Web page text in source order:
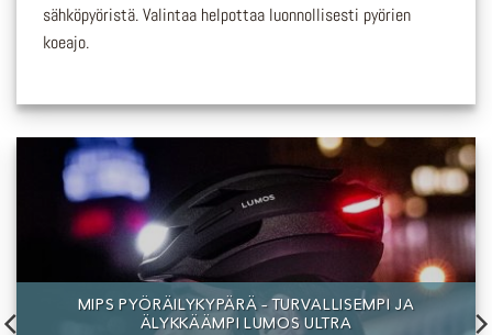
sähköpyöristä. Valintaa helpottaa luonnollisesti pyörien
koeajo.
MIPS PYÖRÄILYKYPÄRÄ – TURVALLISEMPI JA
ÄLYKKÄÄMPI LUMOS ULTRA